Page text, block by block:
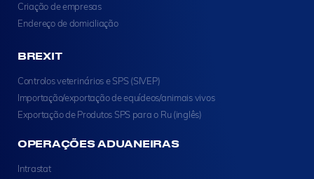
Criação de empresas
Endereço de domiciliação
BREXIT
Controlos veterinários e SPS (SIVEP)
Importação/exportação de equídeos/animais vivos
Exportação de Produtos SPS para o Ru (inglês)
OPERAÇÕES ADUANEIRAS
Intrastat